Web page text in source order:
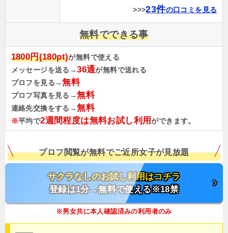
>>>23件の口コミを見る
無料でできる事
1800円(180pt)が無料で使える
メッセージを送る→36通が無料で送れる
プロフを見る→無料
プロフ写真を見る→無料
連絡先交換をする→無料
※平均で2週間程度は無料お試し利用ができます。
プロフ閲覧が無料でご近所女子が見放題
サクラなしのお試し利用はコチラ
登録は1分→無料で使える※18禁
※男女共に本人確認済みの利用者のみ